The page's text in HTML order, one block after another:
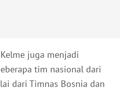
juga menjadi
tim nasional dari
dari Timnas Bosnia dan